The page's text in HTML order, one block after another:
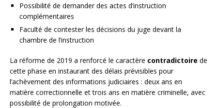
Possibilité de demander des actes d’instruction
complémentaires
Faculté de contester les décisions du juge devant la
chambre de l’instruction
La réforme de 2019 a renforcé le caractère contradictoire de
cette phase en instaurant des délais prévisibles pour
l’achèvement des informations judiciaires : deux ans en
matière correctionnelle et trois ans en matière criminelle, avec
possibilité de prolongation motivée.